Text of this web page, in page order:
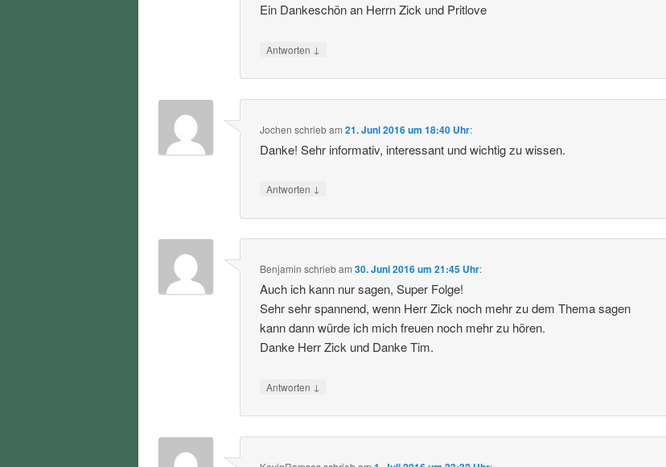
Ein Dankeschön an Herrn Zick und Pritlove
Antworten ↓
Jochen schriebam21. Juni 2016 um 18:40 Uhr:
Danke! Sehr informativ, interessant und wichtig zu wissen.
Antworten ↓
Benjamin schriebam30. Juni 2016 um 21:45 Uhr:
Auch ich kann nur sagen, Super Folge!
Sehr sehr spannend, wenn Herr Zick noch mehr zu dem Thema sagen
kann dann würde ich mich freuen noch mehr zu hören.
Danke Herr Zick und Danke Tim.
Antworten ↓